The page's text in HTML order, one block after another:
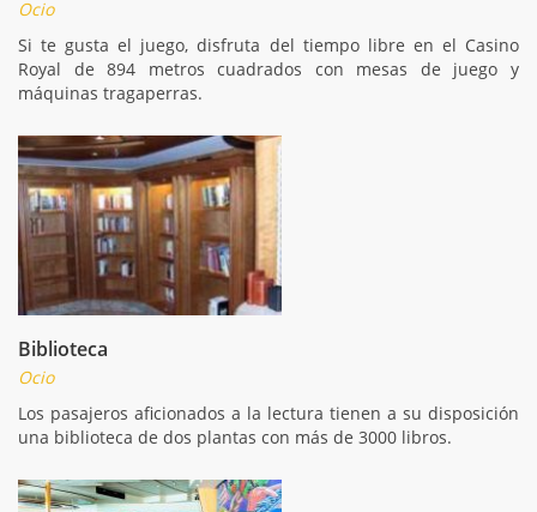
Ocio
Si te gusta el juego, disfruta del tiempo libre en el Casino
Royal de 894 metros cuadrados con mesas de juego y
máquinas tragaperras.
Biblioteca
Ocio
Los pasajeros aficionados a la lectura tienen a su disposición
una biblioteca de dos plantas con más de 3000 libros.